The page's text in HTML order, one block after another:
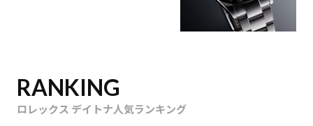
RANKING
ロレックス デイトナ人気ランキング